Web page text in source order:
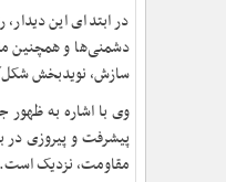
در ابتدای این
دشمنی‌ها و همچنین
سازش، نویدبخش
وی با اشاره به ظهور
پیشرفت و پیروزی در
مقاومت، نزدیک است.